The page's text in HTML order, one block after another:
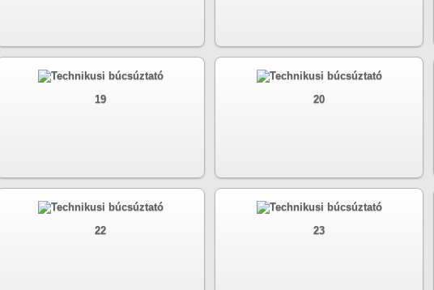
19 20
22 23